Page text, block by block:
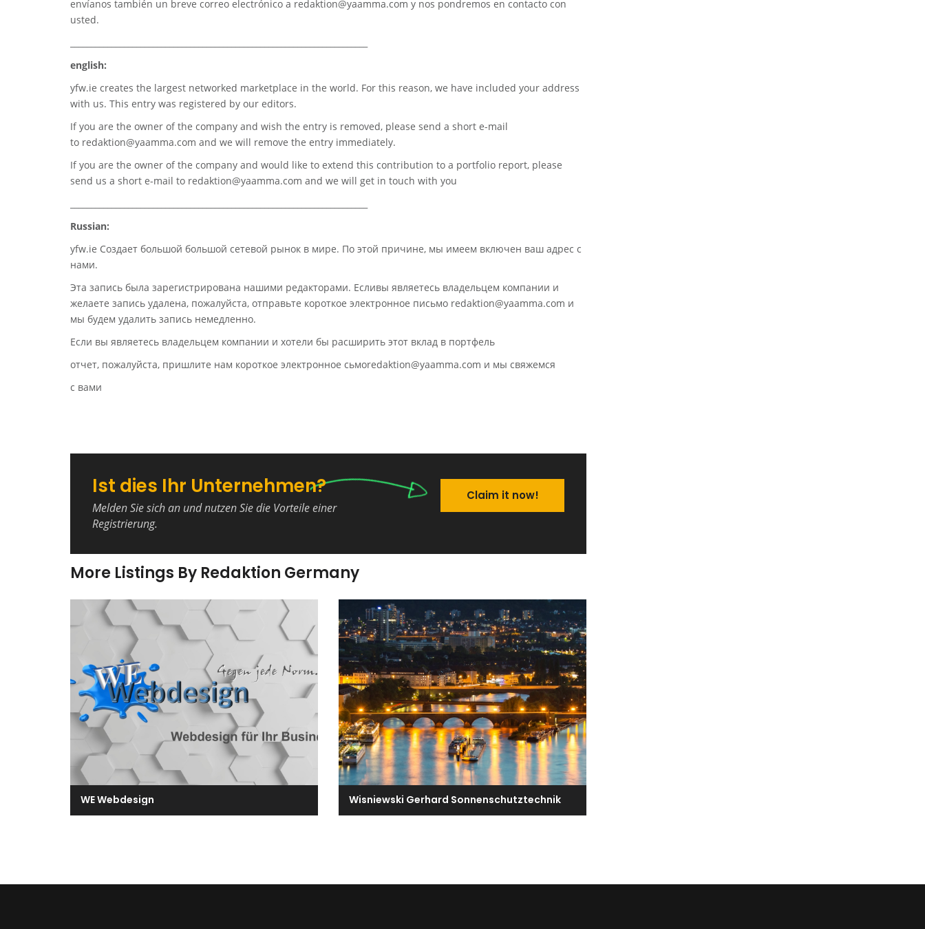
envíanos también un breve correo electrónico a redaktion@yaamma.com y nos pondremos en contacto con
usted.
english:
yfw.ie creates the largest networked marketplace in the world. For this reason, we have included your address
with us. This entry was registered by our editors.
If you are the owner of the company and wish the entry is removed, please send a short e-mail
to redaktion@yaamma.com and we will remove the entry immediately.
If you are the owner of the company and would like to extend this contribution to a portfolio report, please
send us a short e-mail to redaktion@yaamma.com and we will get in touch with you
Russian:
yfw.ie Создает большой большой сетевой рынок в мире. По этой причине, мы имеем включен ваш адрес с
нами.
Эта запись была зарегистрирована нашими редакторами. Есливы являетесь владельцем компании и
желаете запись удалена, пожалуйста, отправьте короткое электронное письмо redaktion@yaamma.com и
мы будем удалить запись немедленно.
Если вы являетесь владельцем компании и хотели бы расширить этот вклад в портфель
отчет, пожалуйста, пришлите нам короткое электронное сьмоredaktion@yaamma.com и мы свяжемся
с вами
Ist dies Ihr Unternehmen?
Melden Sie sich an und nutzen Sie die Vorteile einer
Registrierung.
Claim it now!
More Listings By Redaktion Germany
WE Webdesign Wisniewski Gerhard Sonnenschutztechnik